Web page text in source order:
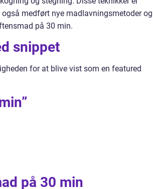
medført nye madlavningsmetoder og
på 30 min.
snippet
for at blive vist som en featured
på 30 min